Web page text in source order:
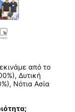
από το
Δυτική
Νότια Ασία